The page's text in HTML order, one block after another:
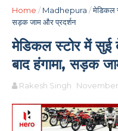
Home / Madhepura /मेडिकल
सड़क जाम और प्रदर्शन
मेडिकल स्टोर में सुई
बाद हंगामा, सड़क
Rakesh Singh November